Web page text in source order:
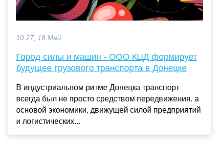
10:27, 18 Май
Город силы и машин - ООО КЦД формирует
будущее грузового транспорта в Донецке
В индустриальном ритме Донецка транспорт
всегда был не просто средством передвижения, а
основой экономики, движущей силой предприятий
и логистических...